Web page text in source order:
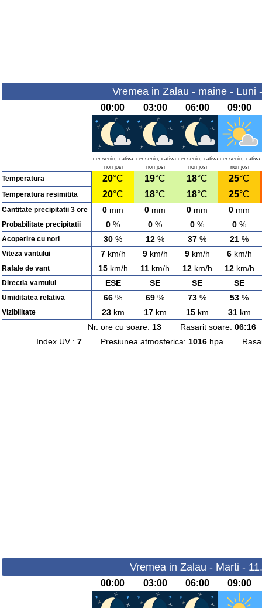
Vremea in Zalau - maine - Luni
00:00 03:00 06:00 09:00
cer senin, cativa
nori josi
cer senin, cativa
nori josi
cer senin, cativa
nori josi
cer senin, cativa
nori josi
Temperatura 20°C 19°C 18°C 25°C
Temperatura resimitita 20°C 18°C 18°C 25°C
Cantitate precipitatii 3 ore 0 mm 0 mm 0 mm 0 mm
Probabilitate precipitatii 0 % 0 % 0 % 0 %
Acoperire cu nori 30 % 12 % 37 % 21 %
Viteza vantului 7km/h 9km/h 9km/h 6km/h
Rafale de vant 15km/h 11 km/h 12km/h 12km/h
Directia vantului ESE SE SE SE
Umiditatea relativa 66 % 69 % 73 % 53 %
Vizibilitate 23km 17km 15km 31km
Nr. ore cu soare: 13Rasarit soare: 06:16
Index UV : 7Presiunea atmosferica: 1016hpa
Vremea in Zalau - Marti -
00:00 03:00 06:00 09:00